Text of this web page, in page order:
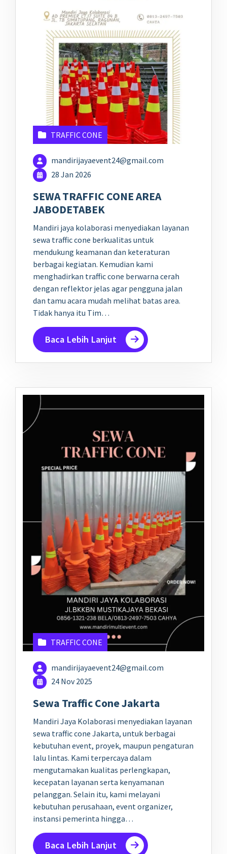
TRAFFIC CONE
mandirijayaevent24@gmail.com
28 Jan 2026
SEWA TRAFFIC CONE AREA
JABODETABEK
Mandiri jaya kolaborasi menyediakan layanan
sewa traffic cone berkualitas untuk
mendukung keamanan dan keteraturan
berbagai kegiatan. Kemudian kami
menghadirkan traffic cone berwarna cerah
dengan reflektor jelas agar pengguna jalan
dan tamu acara mudah melihat batas area.
Tidak hanya itu Tim…
Baca Lebih Lanjut
TRAFFIC CONE
mandirijayaevent24@gmail.com
24 Nov 2025
Sewa Traffic Cone Jakarta
Mandiri Jaya Kolaborasi menyediakan layanan
sewa traffic cone Jakarta, untuk berbagai
kebutuhan event, proyek, maupun pengaturan
lalu lintas. Kami terpercaya dalam
mengutamakan kualitas perlengkapan,
kecepatan layanan serta kenyamanan
pelanggan. Selain itu, kami melayani
kebutuhan perusahaan, event organizer,
instansi pemerinta hingga…
Baca Lebih Lanjut